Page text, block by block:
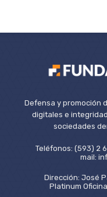
Defensa y promoción
digitales e
sociedades
Teléfonos: (593) 2
mail:
Dirección: José
Platinum